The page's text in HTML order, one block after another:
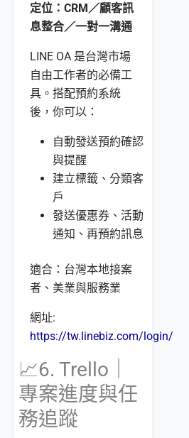
定位：CRM／顧客訊
息整合／一對一溝通
LINE OA 是台灣市場
自由工作者的必備工
具。搭配預約系統
後，你可以：
自動發送預約確認
與提醒
建立標籤、分類客
戶
發送優惠券、活動
通知、再預約訊息
適合：台灣本地接案
者、美業與服務業
網址:
https://tw.linebiz.com/login/
📈6. Trello｜
專案進度與任
務追蹤